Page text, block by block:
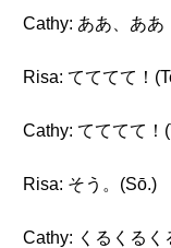
Cathy: ああ、ああ
Risa: てててて！
Cathy: てててて！
Risa: そう。(Sō.)
Cathy: くるくるく